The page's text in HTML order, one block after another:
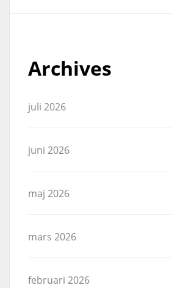
Archives
juli 2026
juni 2026
maj 2026
mars 2026
februari 2026